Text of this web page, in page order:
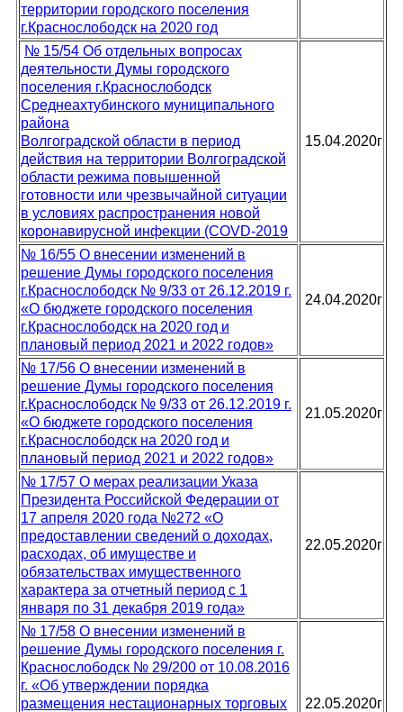
территории городского поселения
г.Краснослободск на 2020 год
№ 15/54 Об отдельных вопросах
деятельности Думы городского
поселения г.Краснослободск
Среднеахтубинского муниципального
района
Волгоградской области в период
действия на территории Волгоградской
области режима повышенной
готовности или чрезвычайной ситуации
в условиях распространения новой
коронавирусной инфекции (COVD-2019
15.04.2020г
№ 16/55 О внесении изменений в
решение Думы городского поселения
г.Краснослободск № 9/33 от 26.12.2019 г.
«О бюджете городского поселения
г.Краснослободск на 2020 год и
плановый период 2021 и 2022 годов»
24.04.2020г
№ 17/56 О внесении изменений в
решение Думы городского поселения
г.Краснослободск № 9/33 от 26.12.2019 г.
«О бюджете городского поселения
г.Краснослободск на 2020 год и
плановый период 2021 и 2022 годов»
21.05.2020г
№ 17/57 О мерах реализации Указа
Президента Российской Федерации от
17 апреля 2020 года №272 «О
предоставлении сведений о доходах,
расходах, об имуществе и
обязательствах имущественного
характера за отчетный период с 1
января по 31 декабря 2019 года»
22.05.2020г
№ 17/58 О внесении изменений в
решение Думы городского поселения г.
Краснослободск № 29/200 от 10.08.2016
г. «Об утверждении порядка
размещения нестационарных торговых
22.05.2020г